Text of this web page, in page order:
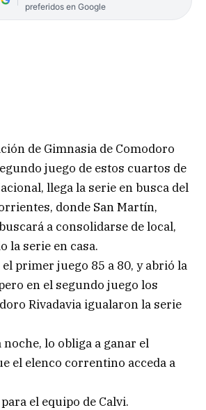
preferidos en Google
de Gimnasia de Comodoro
juego de estos cuartos de
llega la serie en busca del
donde San Martín,
a consolidarse de local,
la serie en casa.
primer juego 85 a 80, y abrió la
en el segundo juego los
Rivadavia igualaron la serie
lo obliga a ganar el
el elenco correntino acceda a
el equipo de Calvi.